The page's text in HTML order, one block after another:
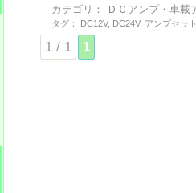
カテゴリ： ＤＣアンプ・車載
タグ： DC12V, DC24V, アンプセッ
1 / 1 1